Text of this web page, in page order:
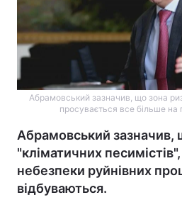
Абрамовський зазначив, що зона
просувається все більше на
Абрамовський зазначив,
"кліматичних
небезпеки руйнівних
відбуваються.